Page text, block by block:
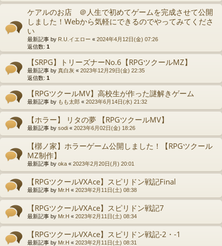
ケアルのお店 ＠人生で初めてゲームを完成させて公開
しました！Webから気軽にできるのでやってみてくださ
い
最新記事 by R.U.イエロー « 2024年4月12日(金) 07:26
返信数: 1
【SRPG】トリーズナーNo.6【RPGツクールMZ】
最新記事 by 真白灰 « 2023年12月29日(金) 22:35
返信数: 1
【RPGツクールMV】高校生が作った謎解きゲーム
最新記事 by もも太郎 « 2023年6月14日(水) 21:32
【ホラー】 リタの夢 【RPGツクールMV】
最新記事 by sodi « 2023年6月02日(金) 18:26
【槨ノ家】ホラーゲーム公開しました！【RPGツクール
MZ制作】
最新記事 by oka « 2023年2月20日(月) 20:01
【RPGツクールVXAce】スピリドン戦記Final
最新記事 by Mr.H « 2023年2月11日(土) 08:38
【RPGツクールVXAce】スピリドン戦記7
最新記事 by Mr.H « 2023年2月11日(土) 08:34
【RPGツクールVXAce】スピリドン戦記-2・-1
最新記事 by Mr.H « 2023年2月11日(土) 08:31